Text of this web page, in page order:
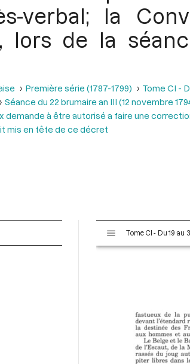
verbal; la
lors de la
Première série (1787-1799)
Tome CI -
Séance du 22 brumaire an III (12 novembre
à être autorisé a faire une
mis en tête de ce décret
s
Tome CI - Du 19 au